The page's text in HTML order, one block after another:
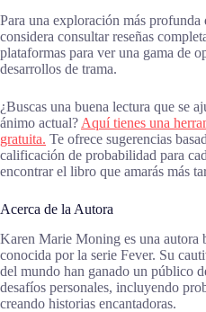
Para una exploración más profunda
considera consultar reseñas
plataformas para ver una gama de
desarrollos de trama.
¿Buscas una buena lectura que se
ánimo actual? Aquí tienes una
gratuita. Te ofrece sugerencias
calificación de probabilidad para
encontrar el libro que amarás más
Acerca de la Autora
Karen Marie Moning es una autora
conocida por la serie Fever. Su
del mundo han ganado un público
desafíos personales, incluyendo
creando historias encantadoras.